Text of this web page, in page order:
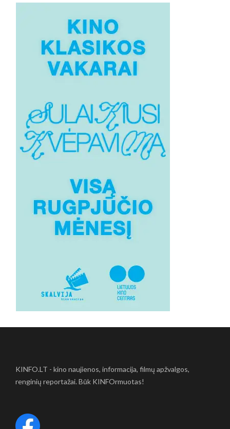
KINFO.LT - kino naujienos, informacija, filmų apžvalgos,
renginių reportažai. Būk KINFOrmuotas!